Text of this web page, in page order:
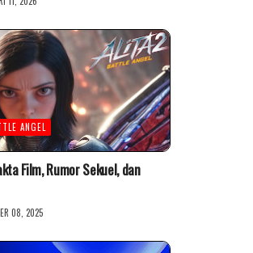
ANGEL
Film, Rumor Sekuel, dan
08, 2025